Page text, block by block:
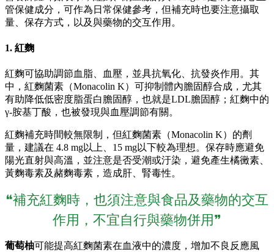
管保健成分，可作為日常保健參考，但補充時也要注意攝取
量、保存方式，以及與藥物的交互作用。
1. 紅麴
紅麴可協助調節血脂、血壓，並具抗氧化、抗發炎作用。其
中，紅麴菌素（Monacolin K）可抑制體內膽固醇合成，尤其
有助降低低密度脂蛋白膽固醇，也就是LDL膽固醇；紅麴中的
γ-胺基丁酸，也被發現與血壓調節有關。
紅麴補充時間較無限制，但紅麴菌素（Monacolin K）的劑
量，建議在 4.8 mg以上、15 mg以下較為理想。保存時應避免
陽光直射與高溫，並注意是否受潮或汙染，避免產生橘黴素、
黃麴毒素及赭麴毒素，造成肝、腎毒性。
❝補充紅麴時，也須注意與食品及藥物的交互
作用，不宜自行與藥物併用❞
葡萄柚可能提高紅麴菌素在血液中的濃度，增加不良反應風